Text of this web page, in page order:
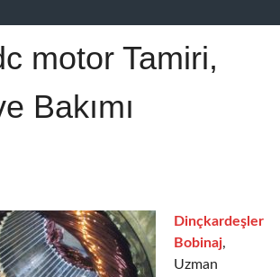
motor Tamiri,
Bakımı
Dinçkardeşler
Bobinaj,
Uzman